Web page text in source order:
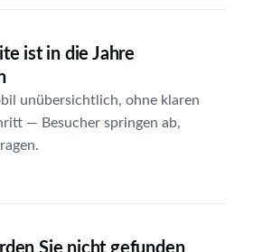
ist in die Jahre
unübersichtlich, ohne klaren
— Besucher springen ab,
Sie nicht gefunden